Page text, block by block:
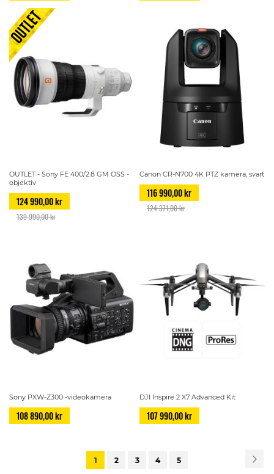
OUTLET - Sony FE 400/2.8 GM OSS -
objektiv
124 990,00 kr
139 990,00 kr
Canon CR-N700 4K PTZ kamera, svart
116 990,00 kr
124 371,00 kr
Sony PXW-Z300 -videokamera
108 890,00 kr
DJI Inspire 2 X7 Advanced Kit
107 990,00 kr
Page
You're
1 Page
2 Page
3 Page
4 Page
5